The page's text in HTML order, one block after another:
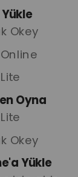
Okey
Oyna
Okey
Yükle